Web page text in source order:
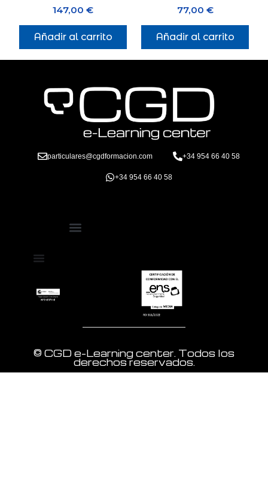
147,00 €
Añadir al carrito
77,00 €
Añadir al carrito
particulares@cgdformacion.com +34 954 66 40 58
+34 954 66 40 58
© CGD e-Learning center. Todos los
derechos reservados.